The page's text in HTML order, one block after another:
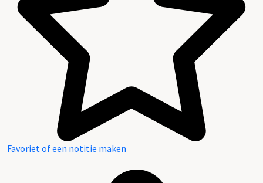
Favoriet of een notitie maken